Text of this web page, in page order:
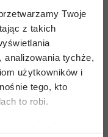
Twoje
z takich
analizowania tychże,
użytkowników i
tego, kto
to robi.
również: